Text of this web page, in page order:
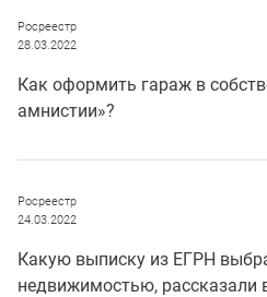
Росреестр
28.03.2022
Как оформить гараж в
амнистии»?
Росреестр
24.03.2022
Какую выписку из ЕГРН
недвижимостью, рассказали